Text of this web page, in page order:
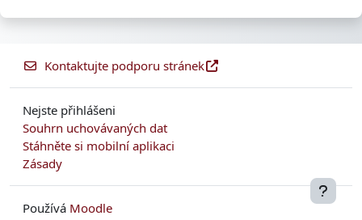
Kontaktujte podporu stránek
Nejste přihlášeni
Souhrn uchovávaných dat
Stáhněte si mobilní aplikaci
Zásady
Používá Moodle